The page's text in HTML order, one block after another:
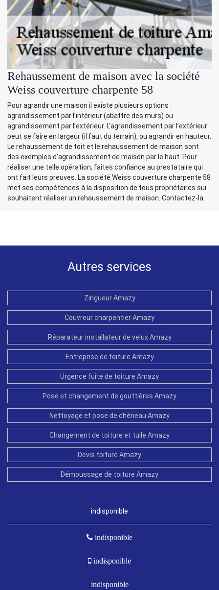
Rehaussement de maison avec la société
Weiss couverture charpente 58
Pour agrandir une maison il existe plusieurs options :
agrandissement par l’intérieur (abattre des murs) ou
agrandissement par l’extérieur. L’agrandissement par l’extérieur
peut se faire en largeur (il faut du terrain), ou agrandir en hauteur.
Le rehaussement de toit et le rehaussement de maison sont
des exemples d’agrandissement de maison par le haut. Pour
réaliser une telle opération, faites confiance au prestataire qui
ont fait leurs preuves. La société Weiss couverture charpente 58
met ses compétences à la disposition de tous propriétaires sui
souhaitent réaliser un rehaussement de maison. Contactez-la.
Autres services
Zingueur Amazy
Couvreur charpentier Amazy
Réparateur installateur de velux Amazy
Entreprise de toiture Amazy
Urgence fuite de toiture Amazy
Pose et changement de gouttières Amazy
Nettoyage et pose de chéneau Amazy
Changement de toiture et tuile Amazy
Devis toiture Amazy
Démoussage de toiture Amazy
indisponible
indisponible
indisponible
indisponible